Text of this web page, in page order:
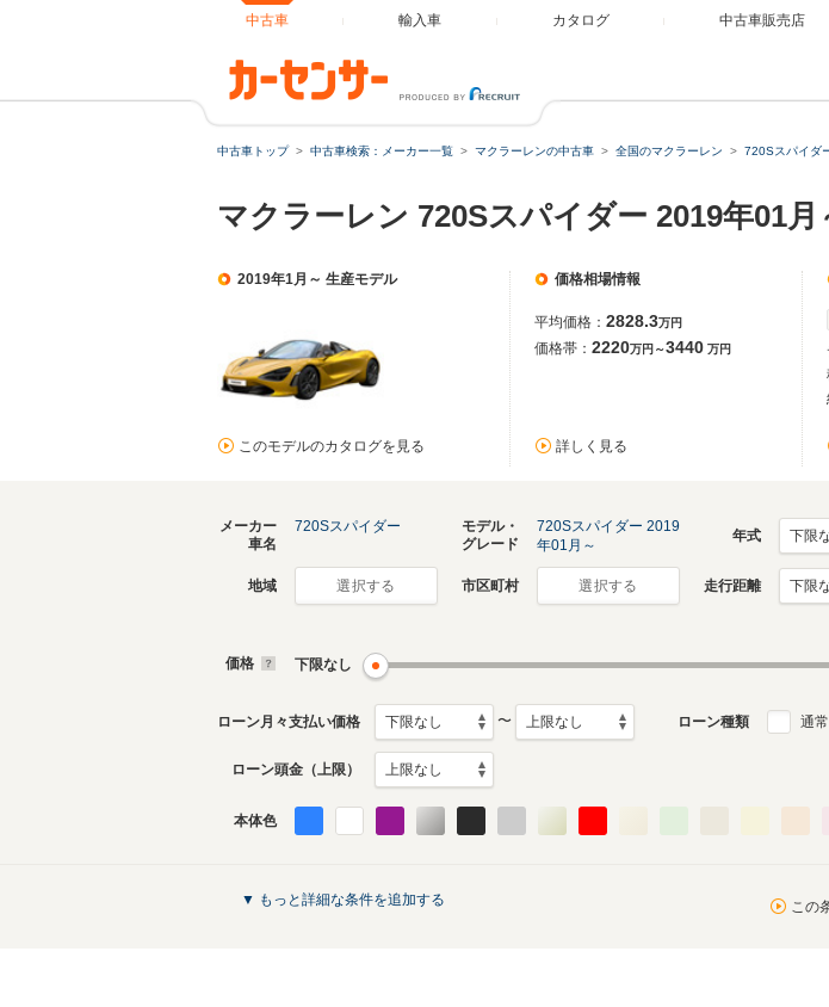
中古車 輸入車 カタログ 中古車販売店
中古車トップ 中古車検索：メーカー一覧 マクラーレンの中古車 全国のマクラーレン 720Sスパイダ
マクラーレン 720Sスパイダー 2019年01
2019年1月～ 生産モデル
このモデルのカタログを見る
価格相場情報
平均価格： 2828.3万円
価格帯： 2220万円～3440 万円
詳しく見る
メーカー
車名
720Sスパイダー
モデル・
グレード
720Sスパイダー 2019
年01月～
年式
地域 選択する 市区町村 選択する 走行距離
価格 下限なし
ローン月々支払い価格 〜 ローン種類 通
ローン頭金（上限）
本体色
▼ もっと詳細な条件を追加する この